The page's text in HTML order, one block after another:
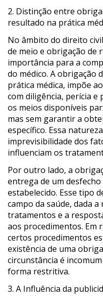
2. Distinção entre
resultado na prática
No âmbito do direito
de meio e obrigação de
importância para a
do médico. A obrigação
prática médica, impõe
com diligência, perícia
os meios disponíveis
mas sem garantir a
específico. Essa
imprevisibilidade dos
influenciam os
Por outro lado, a
entrega de um
estabelecido. Esse tipo
campo da saúde, dada
tratamentos e a
aos procedimentos. Em
certos procedimentos
existência de uma
circunstância é
forma restritiva.
3. A Influência da